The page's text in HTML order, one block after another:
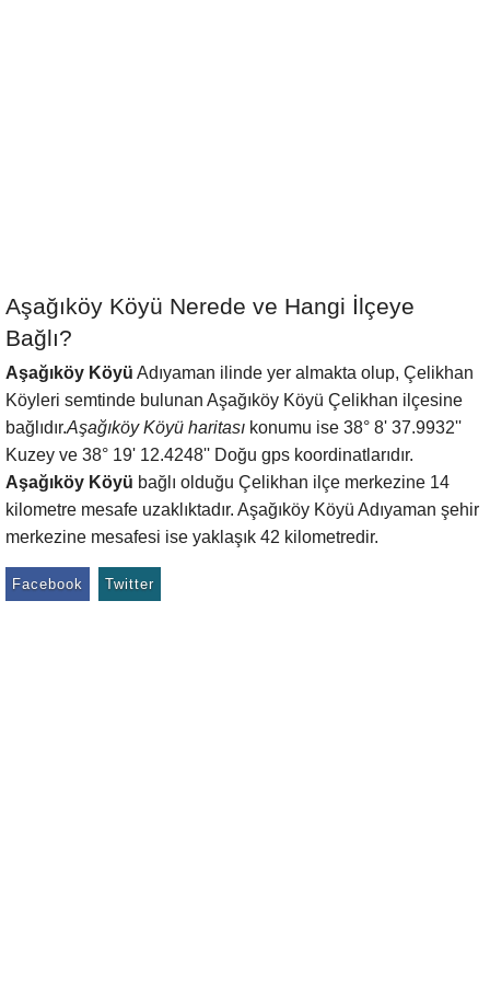
Aşağıköy Köyü Nerede ve Hangi İlçeye
Bağlı?
Aşağıköy Köyü Adıyaman ilinde yer almakta olup, Çelikhan
Köyleri semtinde bulunan Aşağıköy Köyü Çelikhan ilçesine
bağlıdır.Aşağıköy Köyü haritası konumu ise 38° 8' 37.9932''
Kuzey ve 38° 19' 12.4248'' Doğu gps koordinatlarıdır.
Aşağıköy Köyü bağlı olduğu Çelikhan ilçe merkezine 14
kilometre mesafe uzaklıktadır. Aşağıköy Köyü Adıyaman şehir
merkezine mesafesi ise yaklaşık 42 kilometredir.
Facebook Twitter